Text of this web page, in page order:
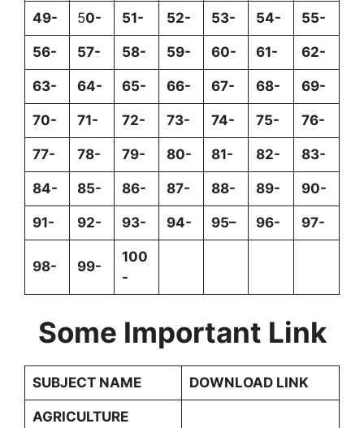
49- 50- 51- 52- 53- 54- 55-
56- 57- 58- 59- 60- 61- 62-
63- 64- 65- 66- 67- 68- 69-
70- 71- 72- 73- 74- 75- 76-
77- 78- 79- 80- 81- 82- 83-
84- 85- 86- 87- 88- 89- 90-
91- 92- 93- 94- 95– 96- 97-
98- 99-
100
-
Some Important Link
SUBJECT NAME DOWNLOAD LINK
AGRICULTURE